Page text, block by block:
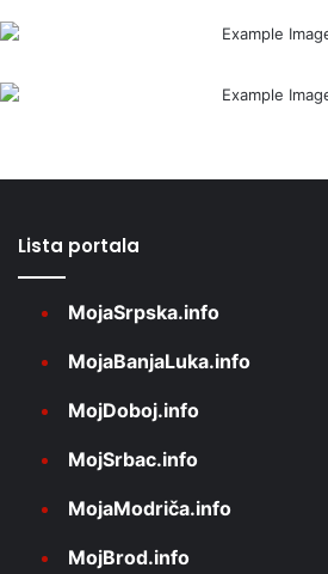
Lista portala
MojaSrpska.info
MojaBanjaLuka.info
MojDoboj.info
MojSrbac.info
MojaModriča.info
MojBrod.info